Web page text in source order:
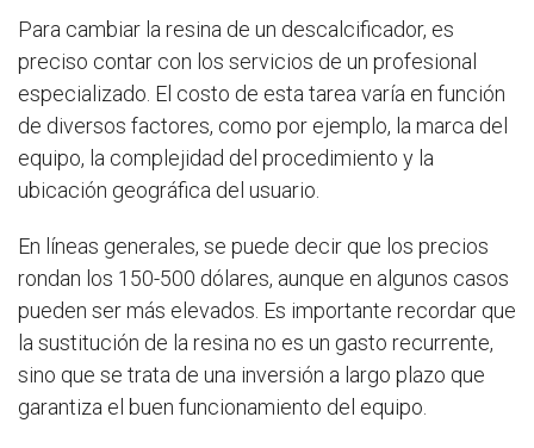
Para cambiar la resina de un descalcificador, es
preciso contar con los servicios de un profesional
especializado. El costo de esta tarea varía en función
de diversos factores, como por ejemplo, la marca del
equipo, la complejidad del procedimiento y la
ubicación geográfica del usuario.
En líneas generales, se puede decir que los precios
rondan los 150-500 dólares, aunque en algunos casos
pueden ser más elevados. Es importante recordar que
la sustitución de la resina no es un gasto recurrente,
sino que se trata de una inversión a largo plazo que
garantiza el buen funcionamiento del equipo.